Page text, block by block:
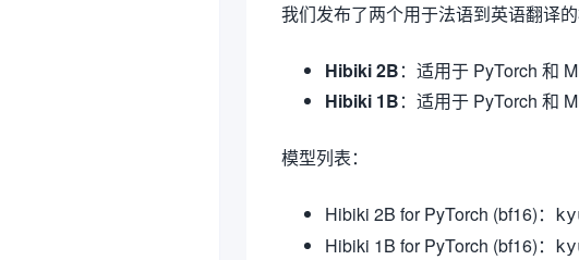
我们发布了两个用于法语到英语翻译的
Hibiki 2B：适用于 PyTorch 和
Hibiki 1B：适用于 PyTorch 和
模型列表：
Hibiki 2B for PyTorch (bf16)：
Hibiki 1B for PyTorch (bf16)：